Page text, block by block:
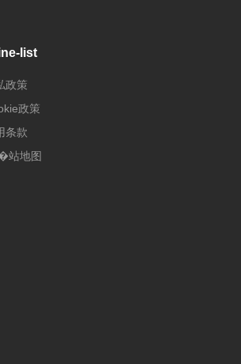
list
政策
政策
条款
地图